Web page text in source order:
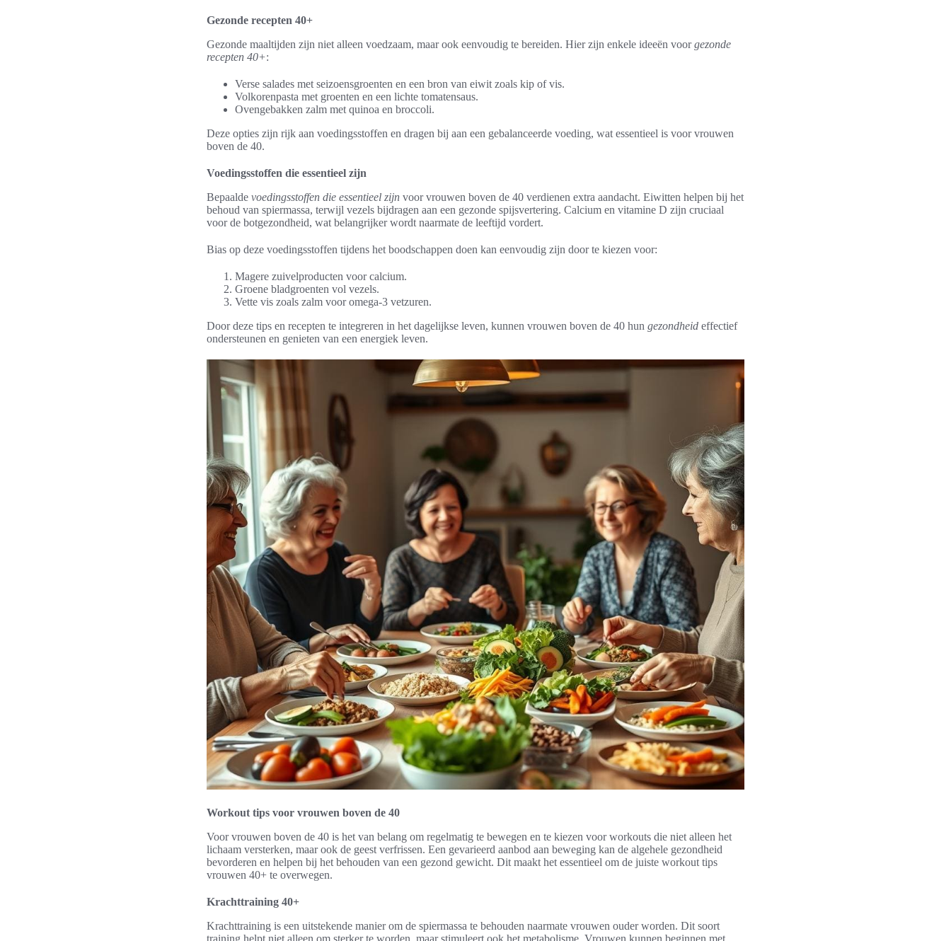
Gezonde recepten 40+
Gezonde maaltijden zijn niet alleen voedzaam, maar ook eenvoudig te bereiden. Hier zijn enkele ideeën voorgezonde
recepten 40+:
Verse salades met seizoensgroenten en een bron van eiwit zoals kip of vis.
Volkorenpasta met groenten en een lichte tomatensaus.
Ovengebakken zalm met quinoa en broccoli.
Deze opties zijn rijk aan voedingsstoffen en dragen bij aan een gebalanceerde voeding, wat essentieel is voor vrouwen
boven de 40.
Voedingsstoffen die essentieel zijn
Bepaalde voedingsstoffen die essentieel zijn voor vrouwen boven de 40 verdienen extra aandacht. Eiwitten helpen bij het
behoud van spiermassa, terwijl vezels bijdragen aan een gezonde spijsvertering. Calcium en vitamine D zijn cruciaal
voor de botgezondheid, wat belangrijker wordt naarmate de leeftijd vordert.
Bias op deze voedingsstoffen tijdens het boodschappen doen kan eenvoudig zijn door te kiezen voor:
Magere zuivelproducten voor calcium.
Groene bladgroenten vol vezels.
Vette vis zoals zalm voor omega-3 vetzuren.
Door deze tips en recepten te integreren in het dagelijkse leven, kunnen vrouwen boven de 40 hun gezondheid effectief
ondersteunen en genieten van een energiek leven.
Workout tips voor vrouwen boven de 40
Voor vrouwen boven de 40 is het van belang om regelmatig te bewegen en te kiezen voor workouts die niet alleen het
lichaam versterken, maar ook de geest verfrissen. Een gevarieerd aanbod aan beweging kan de algehele gezondheid
bevorderen en helpen bij het behouden van een gezond gewicht. Dit maakt het essentieel om de juiste workout tips
vrouwen 40+ te overwegen.
Krachttraining 40+
Krachttraining is een uitstekende manier om de spiermassa te behouden naarmate vrouwen ouder worden. Dit soort
training helpt niet alleen om sterker te worden, maar stimuleert ook het metabolisme. Vrouwen kunnen beginnen met